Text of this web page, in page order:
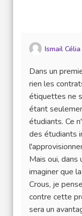
Ismail Célia
Dans un
rien les
étiquettes ne
étant
étudiants. Ce
des étudiants
Mais oui,
imaginer que
Crous, je
contre cette
sera un